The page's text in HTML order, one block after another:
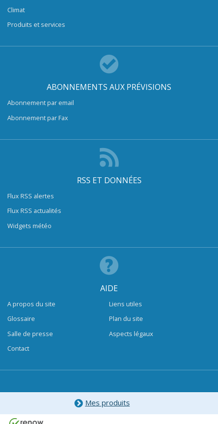
Climat
Produits et services
ABONNEMENTS AUX PRÉVISIONS
Abonnement par email
Abonnement par Fax
RSS ET DONNÉES
Flux RSS alertes
Flux RSS actualités
Widgets météo
AIDE
A propos du site
Glossaire
Salle de presse
Contact
Liens utiles
Plan du site
Aspects légaux
Mes produits